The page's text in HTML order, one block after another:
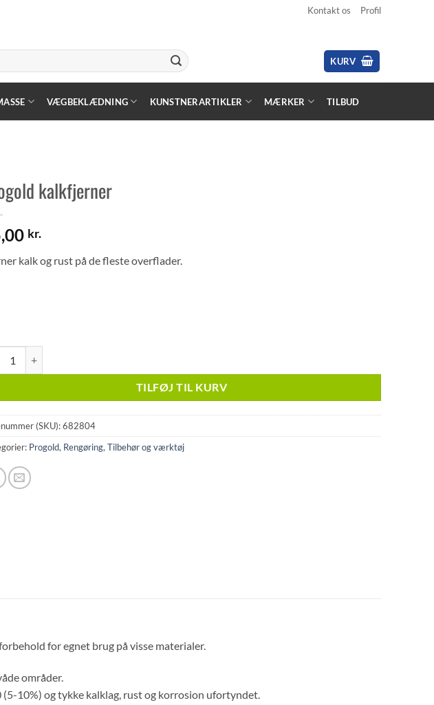
Kontakt os Profil
KURV
VÆGBEKLÆDNING KUNSTNERARTIKLER MÆRKER TILBUD
kalkfjerner
kr.
kalk og rust på de fleste overflader.
TILFØJ TIL KURV
(SKU):682804
Progold, Rengøring,Tilbehør og værktøj
for egnet brug på visse materialer.
områder.
10%) og tykke kalklag, rust og korrosion ufortyndet.